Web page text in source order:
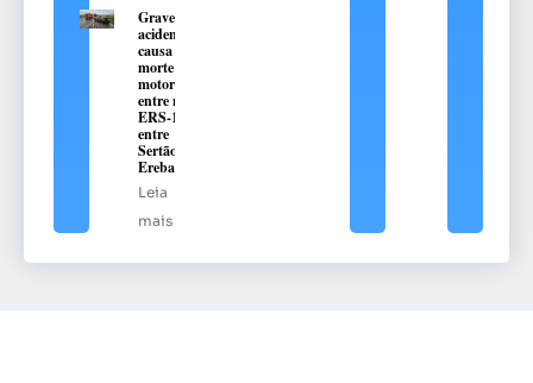
Grave
acidente
causa
morte de
motorista
entre na
ERS-135,
entre
Sertão e
Erebango
Leia
mais